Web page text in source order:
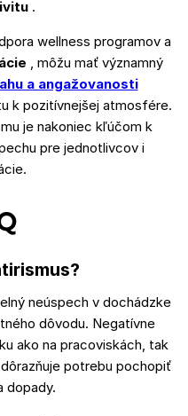
.
wellness programov a
, môžu mať významný
a angažovanosti
k pozitívnejšej atmosfére.
je nakoniec kľúčom k
pre jednotlivcov i
neúspech v dochádzke
dôvodu. Negatívne
ako na pracoviskách, tak
potrebu pochopiť
dopady.